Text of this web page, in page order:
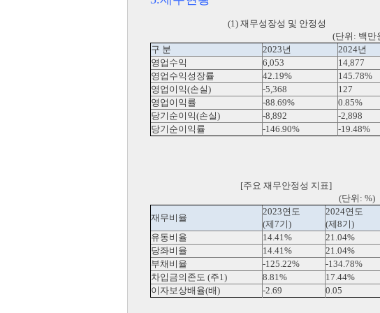
(1) 재무성장성 및 안정성
(단위: 백만원
구 분
2023년 2024년
영업수익
6,053 14,877
영업수익성장률
42.19% 145.78%
영업이익(손실)
-5,368 127
영업이익률
-88.69% 0.85%
당기순이익(손실)
-8,892 -2,898
당기순이익률
-146.90% -19.48%
[주요 재무안정성 지표]
(단위: %)
재무비율
2023연도 2024연도
(제7기)
(제8기)
유동비율
14.41% 21.04%
당좌비율
14.41% 21.04%
부채비율
-125.22% -134.78%
차입금의존도 (주1)
8.81% 17.44%
이자보상배율(배)
-2.69 0.05